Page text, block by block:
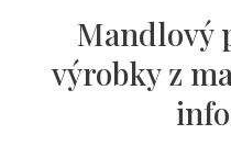
Mandlový
výrobky z